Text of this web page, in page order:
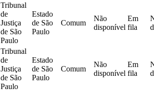
Tribunal
de
Justiça
de São
Paulo
Estado
de São
Paulo
Comum
Não
disponível
Em
fila
Tribunal
de
Justiça
de São
Paulo
Estado
de São
Paulo
Comum
Não
disponível
Em
fila